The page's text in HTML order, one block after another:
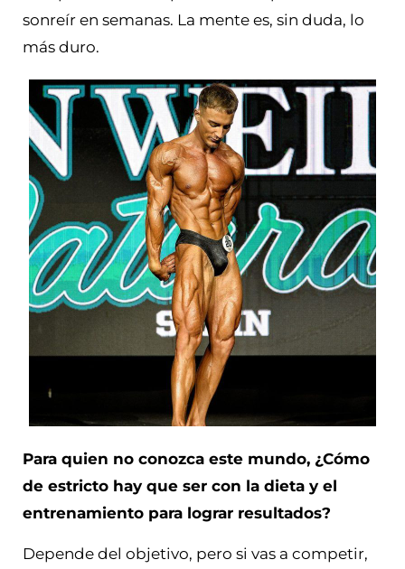
sonreír en semanas. La mente es, sin duda, lo
más duro.
Para quien no conozca este mundo, ¿Cómo
de estricto hay que ser con la dieta y el
entrenamiento para lograr resultados?
Depende del objetivo, pero si vas a competir,